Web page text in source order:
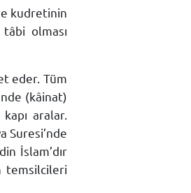
kudretinin
olması
eder. Tüm
(kâinat)
aralar.
Suresi’nde
İslam’dır
temsilcileri